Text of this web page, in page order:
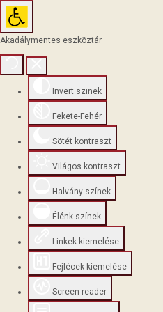
Akadálymentes eszköztár
Invert szinek
Fekete-Fehér
Sötét kontraszt
Világos kontraszt
Halvány színek
Élénk színek
Linkek kiemelése
Fejlécek kiemelése
Screen reader